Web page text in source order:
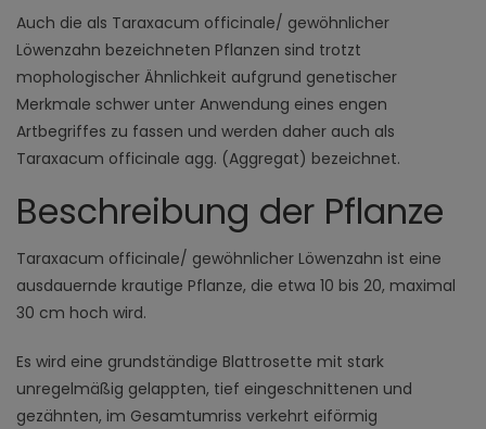
Auch die als Taraxacum officinale/ gewöhnlicher
Löwenzahn bezeichneten Pflanzen sind trotzt
mophologischer Ähnlichkeit aufgrund genetischer
Merkmale schwer unter Anwendung eines engen
Artbegriffes zu fassen und werden daher auch als
Taraxacum officinale agg. (Aggregat) bezeichnet.
Beschreibung der Pflanze
Taraxacum officinale/ gewöhnlicher Löwenzahn ist eine
ausdauernde krautige Pflanze, die etwa 10 bis 20, maximal
30 cm hoch wird.
Es wird eine grundständige Blattrosette mit stark
unregelmäßig gelappten, tief eingeschnittenen und
gezähnten, im Gesamtumriss verkehrt eiförmig